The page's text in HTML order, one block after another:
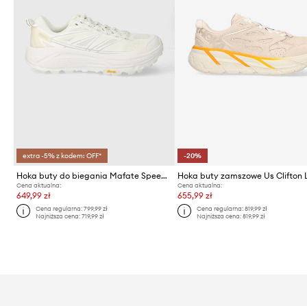
extra -5% z kodem: OFF*
Hoka buty do biegania Mafate Speed 2
Cena aktualna:
649,99 zł
Cena regularna:799,99 zł
Najniższa cena:719,99 zł
-20%
Hoka buty zamszowe Us Clifton
Cena aktualna:
655,99 zł
Cena regularna: 819,99 zł
Najniższa cena: 819,99 zł